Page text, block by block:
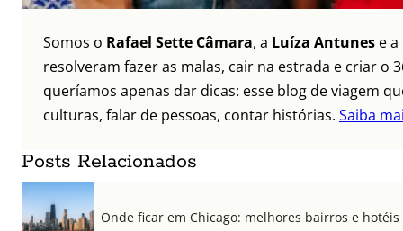
Somos o Rafael Sette Câmara, a Luíza Antunes e a
resolveram fazer as malas, cair na estrada e criar o
queríamos apenas dar dicas: esse blog de viagem
culturas, falar de pessoas, contar histórias. Saiba
Posts Relacionados
Onde ficar em Chicago: melhores bairros e